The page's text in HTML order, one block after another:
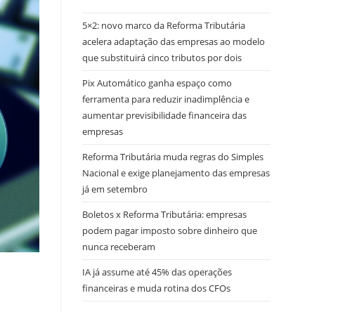
5×2: novo marco da Reforma Tributária
acelera adaptação das empresas ao modelo
que substituirá cinco tributos por dois
Pix Automático ganha espaço como
ferramenta para reduzir inadimplência e
aumentar previsibilidade financeira das
empresas
Reforma Tributária muda regras do Simples
Nacional e exige planejamento das empresas
já em setembro
Boletos x Reforma Tributária: empresas
podem pagar imposto sobre dinheiro que
nunca receberam
IA já assume até 45% das operações
financeiras e muda rotina dos CFOs